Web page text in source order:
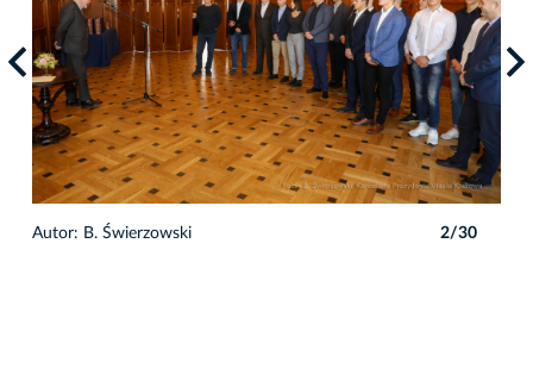
Autor: B. Świerzowski 2/30